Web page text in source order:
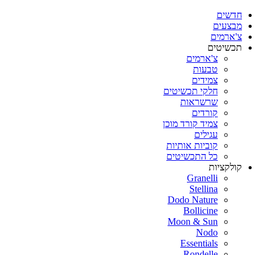
חדשים
מבצעים
צ'ארמים
תכשיטים
צ'ארמים
טבעות
צמידים
חלקי תכשיטים
שרשראות
קורדים
צמיד קורד מוכן
עגילים
קוביות אותיות
כל התכשיטים
קולקציות
Granelli
Stellina
Dodo Nature
Bollicine
Moon & Sun
Nodo
Essentials